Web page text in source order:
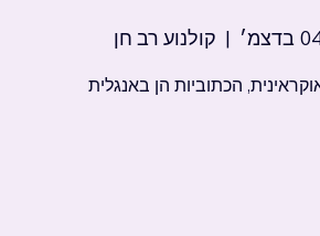
  |
קולנוע רב חן
הכתוביות הן באנגלית